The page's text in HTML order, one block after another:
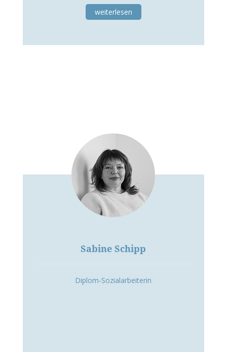
weiterlesen
Sabine Schipp
Diplom-Sozialarbeiterin